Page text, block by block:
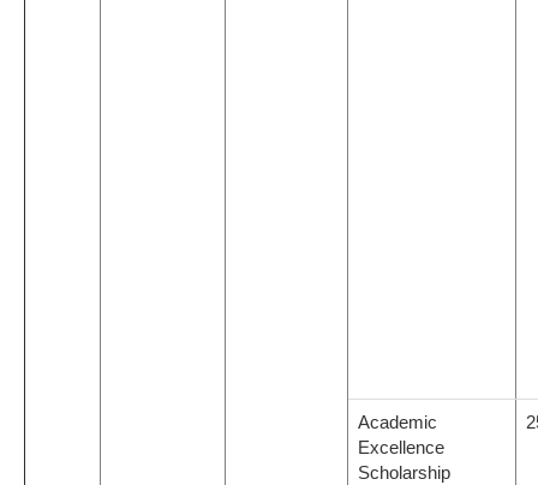
Academic
Excellence
Scholarship